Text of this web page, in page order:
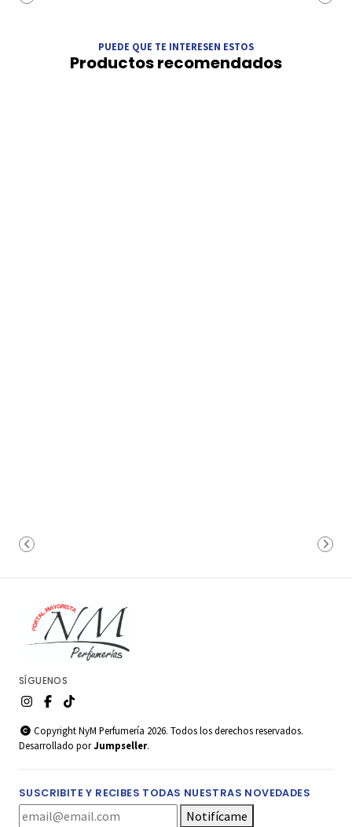
PUEDE QUE TE INTERESEN ESTOS
Productos recomendados
SÍGUENOS
Copyright NyM Perfumería 2026. Todos los derechos reservados.
Desarrollado porJumpseller.
SUSCRIBITE Y RECIBES TODAS NUESTRAS NOVEDADES
Notifícame